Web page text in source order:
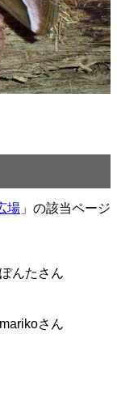
場 」の該当ページ
んたさん
さん